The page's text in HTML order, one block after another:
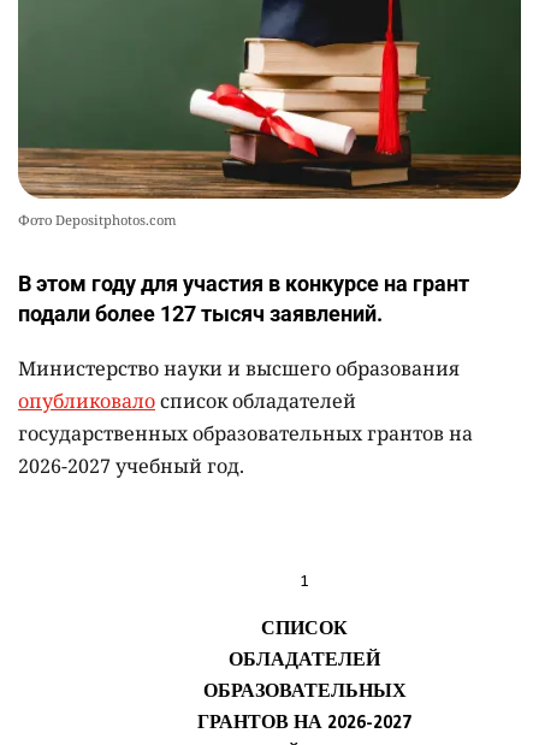
Фото Depositphotos.com
В этом году для участия в конкурсе на грант
подали более 127 тысяч заявлений.
Министерство науки и высшего образования
опубликовалосписок обладателей
государственных образовательных грантов на
2026-2027 учебный год.